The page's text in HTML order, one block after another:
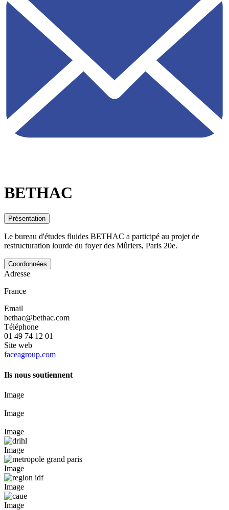
BETHAC
Présentation
Le bureau d'études fluides BETHAC a participé au projet de
restructuration lourde du foyer des Mûriers, Paris 20e.
Coordonnées
Adresse
France
Email
bethac@bethac.com
Téléphone
01 49 74 12 01
Site web
faceagroup.com
Ils nous soutiennent
Image
Image
Image
Image
Image
Image
Image